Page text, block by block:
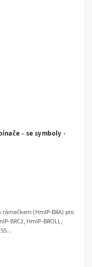
- se symboly -
(HmIP-BRA) pro
BRC2, HmIP-BROLL,